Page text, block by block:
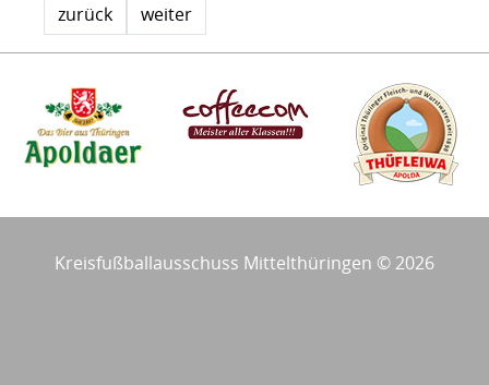
zurück weiter
Kreisfußballausschuss Mittelthüringen © 2026